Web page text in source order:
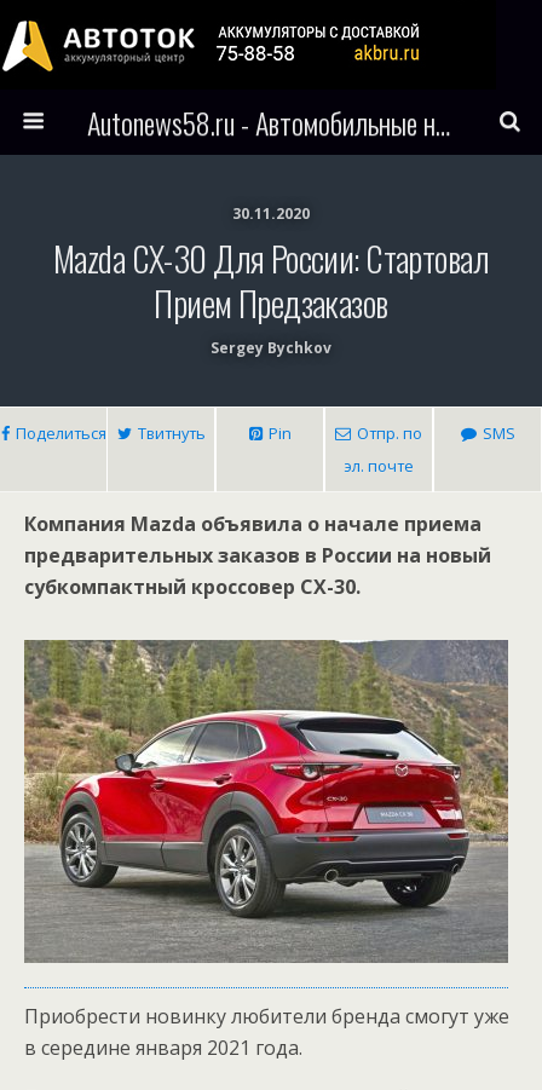
Autonews58.ru - Автомобильные новости Пензы и всего мира
30.11.2020
Mazda CX-30 Для России: Стартовал
Прием Предзаказов
Sergey Bychkov
Поделиться Твитнуть Pin
Отпр. по
эл. почте
SMS
Компания Mazda объявила о начале приема
предварительных заказов в России на новый
субкомпактный кроссовер CX-30.
Приобрести новинку любители бренда смогут уже
в середине января 2021 года.